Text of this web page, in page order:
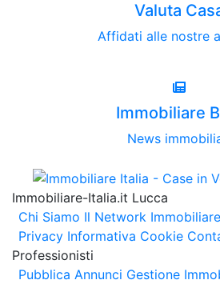
Valuta
Affidati alle nostre
Immobiliare
News
Immobiliare-Italia.it Lucca
Chi Siamo Il Network
Privacy Informativa Cookie
Professionisti
Pubblica Annunci Gestione